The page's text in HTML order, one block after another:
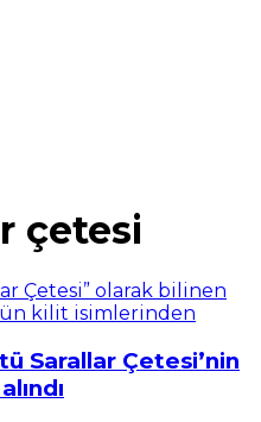
çetesi
Sarallar Çetesi’nin